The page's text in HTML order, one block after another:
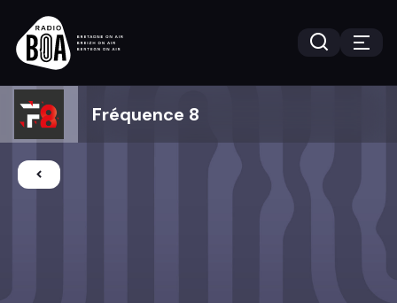
Fréquence 8